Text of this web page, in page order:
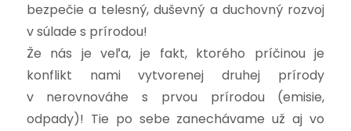
bezpečie a telesný, duševný a duchovný rozvoj
v súlade s prírodou!
Že nás je veľa, je fakt, ktorého príčinou je
konflikt nami vytvorenej druhej prírody
v nerovnováhe s prvou prírodou (emisie,
odpady)! Tie po sebe zanechávame už aj vo